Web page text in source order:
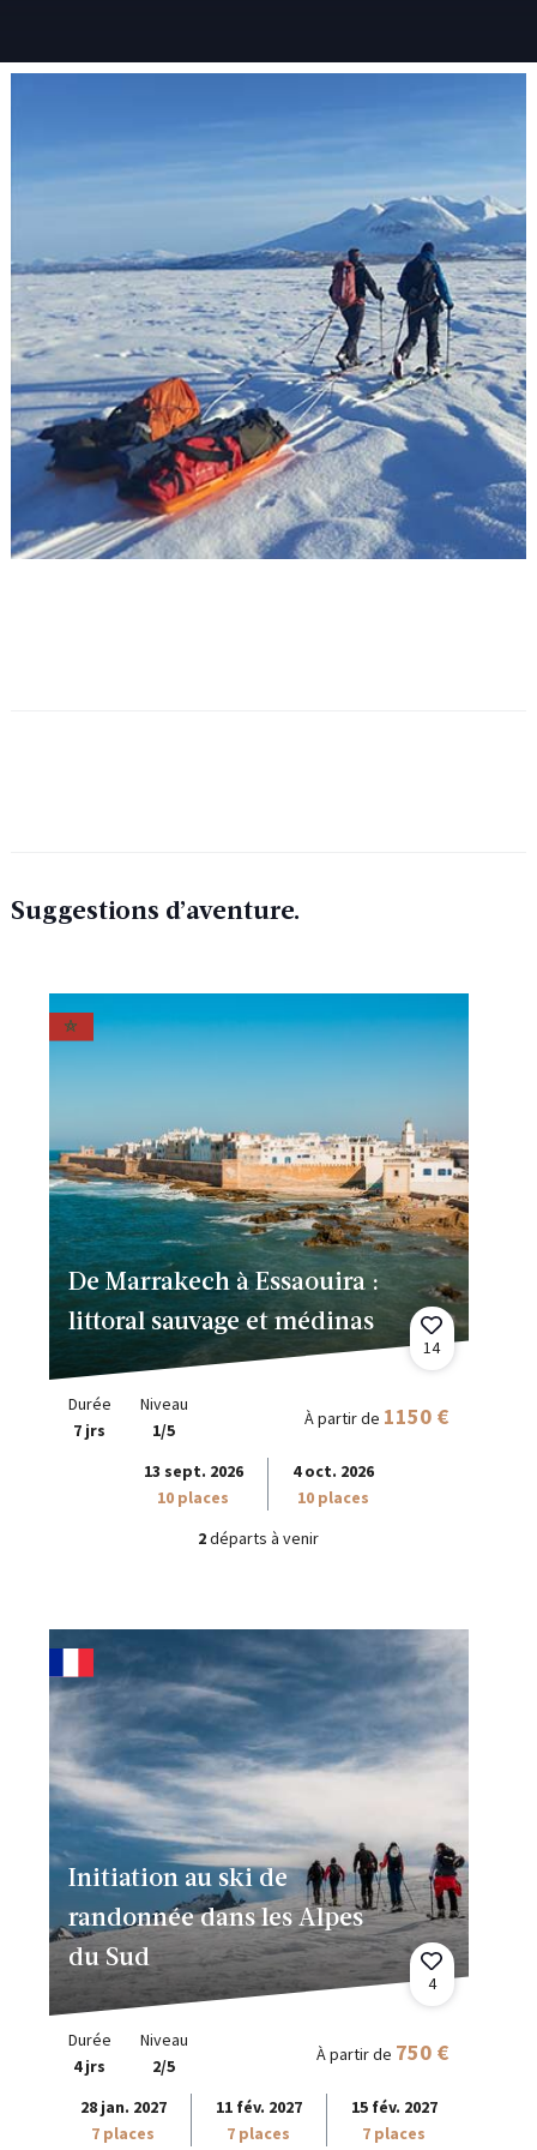
Suggestions d’aventure.
De Marrakech à Essaouira :
littoral sauvage et médinas
14
Durée
7 jrs
Niveau
1/5
À partir de 1150 €
13 sept. 2026
10 places
4 oct. 2026
10 places
2départs à venir
Initiation au ski de
randonnée dans les Alpes
du Sud
4
Durée
4 jrs
Niveau
2/5
À partir de 750 €
28 jan. 2027
7 places
11 fév. 2027
7 places
15 fév. 2027
7 places